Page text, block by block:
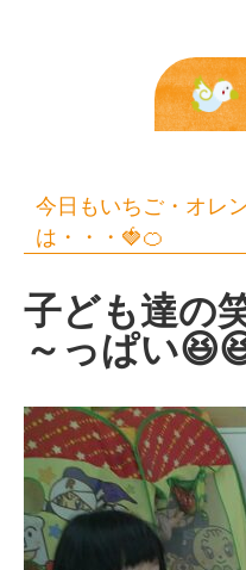
|
今日もいちご・オレ
は・・・🍓🍊
子ども達の
～っぱい